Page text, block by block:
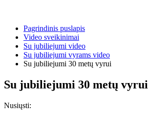
Pagrindinis puslapis
Video sveikinimai
Su jubiliejumi video
Su jubiliejumi vyrams video
Su jubiliejumi 30 metų vyrui
Su jubiliejumi 30 metų vyrui
Nusiųsti: